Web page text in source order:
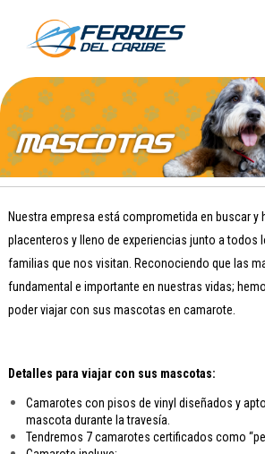
Nuestra empresa está comprometida en buscar y
placenteros y lleno de experiencias junto a todos
familias que nos visitan. Reconociendo que las
fundamental e importante en nuestras vidas;
poder viajar con sus mascotas en camarote.
Detalles para viajar con sus mascotas:
Camarotes con pisos de vinyl diseñados y
mascota durante la travesía.
Tendremos 7 camarotes certificados como